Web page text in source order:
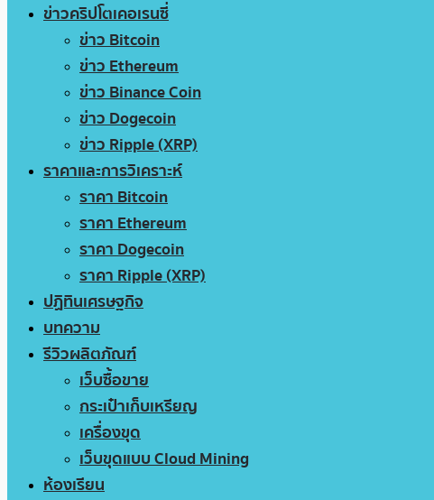
ข่าวคริปโตเคอเรนซี่
ข่าว Bitcoin
ข่าว Ethereum
ข่าว Binance Coin
ข่าว Dogecoin
ข่าว Ripple (XRP)
ราคาและการวิเคราะห์
ราคา Bitcoin
ราคา Ethereum
ราคา Dogecoin
ราคา Ripple (XRP)
ปฏิทินเศรษฐกิจ
บทความ
รีวิวผลิตภัณฑ์
เว็บซื้อขาย
กระเป๋าเก็บเหรียญ
เครื่องขุด
เว็บขุดแบบ Cloud Mining
ห้องเรียน